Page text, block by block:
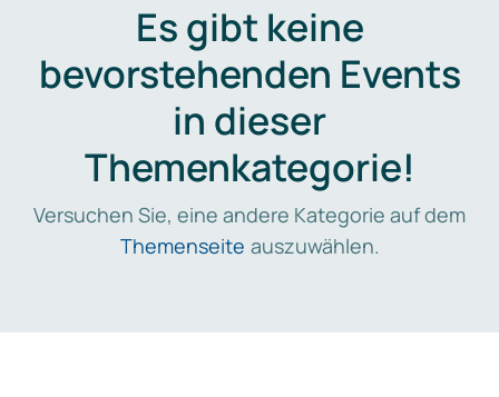
Es gibt keine
bevorstehenden Events
in dieser
Themenkategorie!
Versuchen Sie, eine andere Kategorie auf dem
Themenseite auszuwählen.